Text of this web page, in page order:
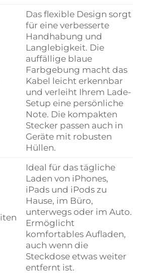
Das flexible Design sorgt
für eine verbesserte
Handhabung und
Langlebigkeit. Die
auffällige blaue
Farbgebung macht das
Kabel leicht erkennbar
und verleiht Ihrem Lade-
Setup eine persönliche
Note. Die kompakten
Stecker passen auch in
Geräte mit robusten
Hüllen.
Ideal für das tägliche
Laden von iPhones,
iPads und iPods zu
Hause, im Büro,
unterwegs oder im Auto.
Ermöglicht
komfortables Aufladen,
auch wenn die
Steckdose etwas weiter
entfernt ist.